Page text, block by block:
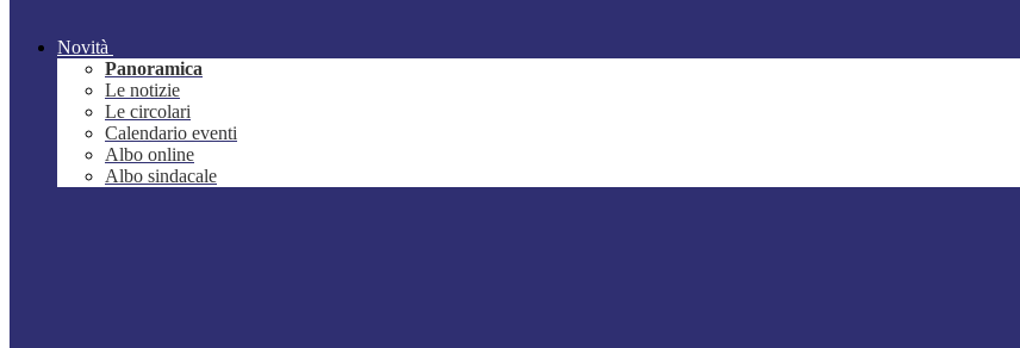
Novità
Panoramica
Le notizie
Le circolari
Calendario eventi
Albo online
Albo sindacale